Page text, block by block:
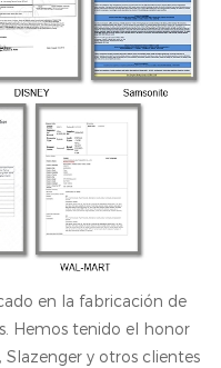
en la fabricación de
Hemos tenido el honor
Slazenger y otros clientes